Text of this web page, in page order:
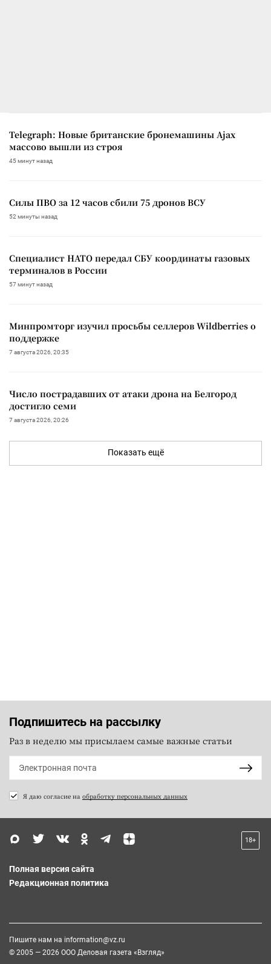
Telegraph: Новые британские бронемашины Ajax
массово вышли из строя
45 минут назад
Силы ПВО за 12 часов сбили 75 дронов ВСУ
52 минуты назад
Специалист НАТО передал СБУ координаты газовых
терминалов в России
57 минут назад
Минпромторг изучил просьбы селлеров Wildberries о
поддержке
7 августа 2026, 20:35
Число пострадавших от атаки дрона на Белгород
достигло семи
7 августа 2026, 20:26
Показать ещё
Подпишитесь на рассылку
Раз в неделю мы присылаем самые важные статьи
Я даю согласие на обработку персональных данных
18+
Полная версия сайта
Редакционная политика
Пишите нам на information@vz.ru
© 2005 — 2026 ООО Деловая газета «Взгляд»